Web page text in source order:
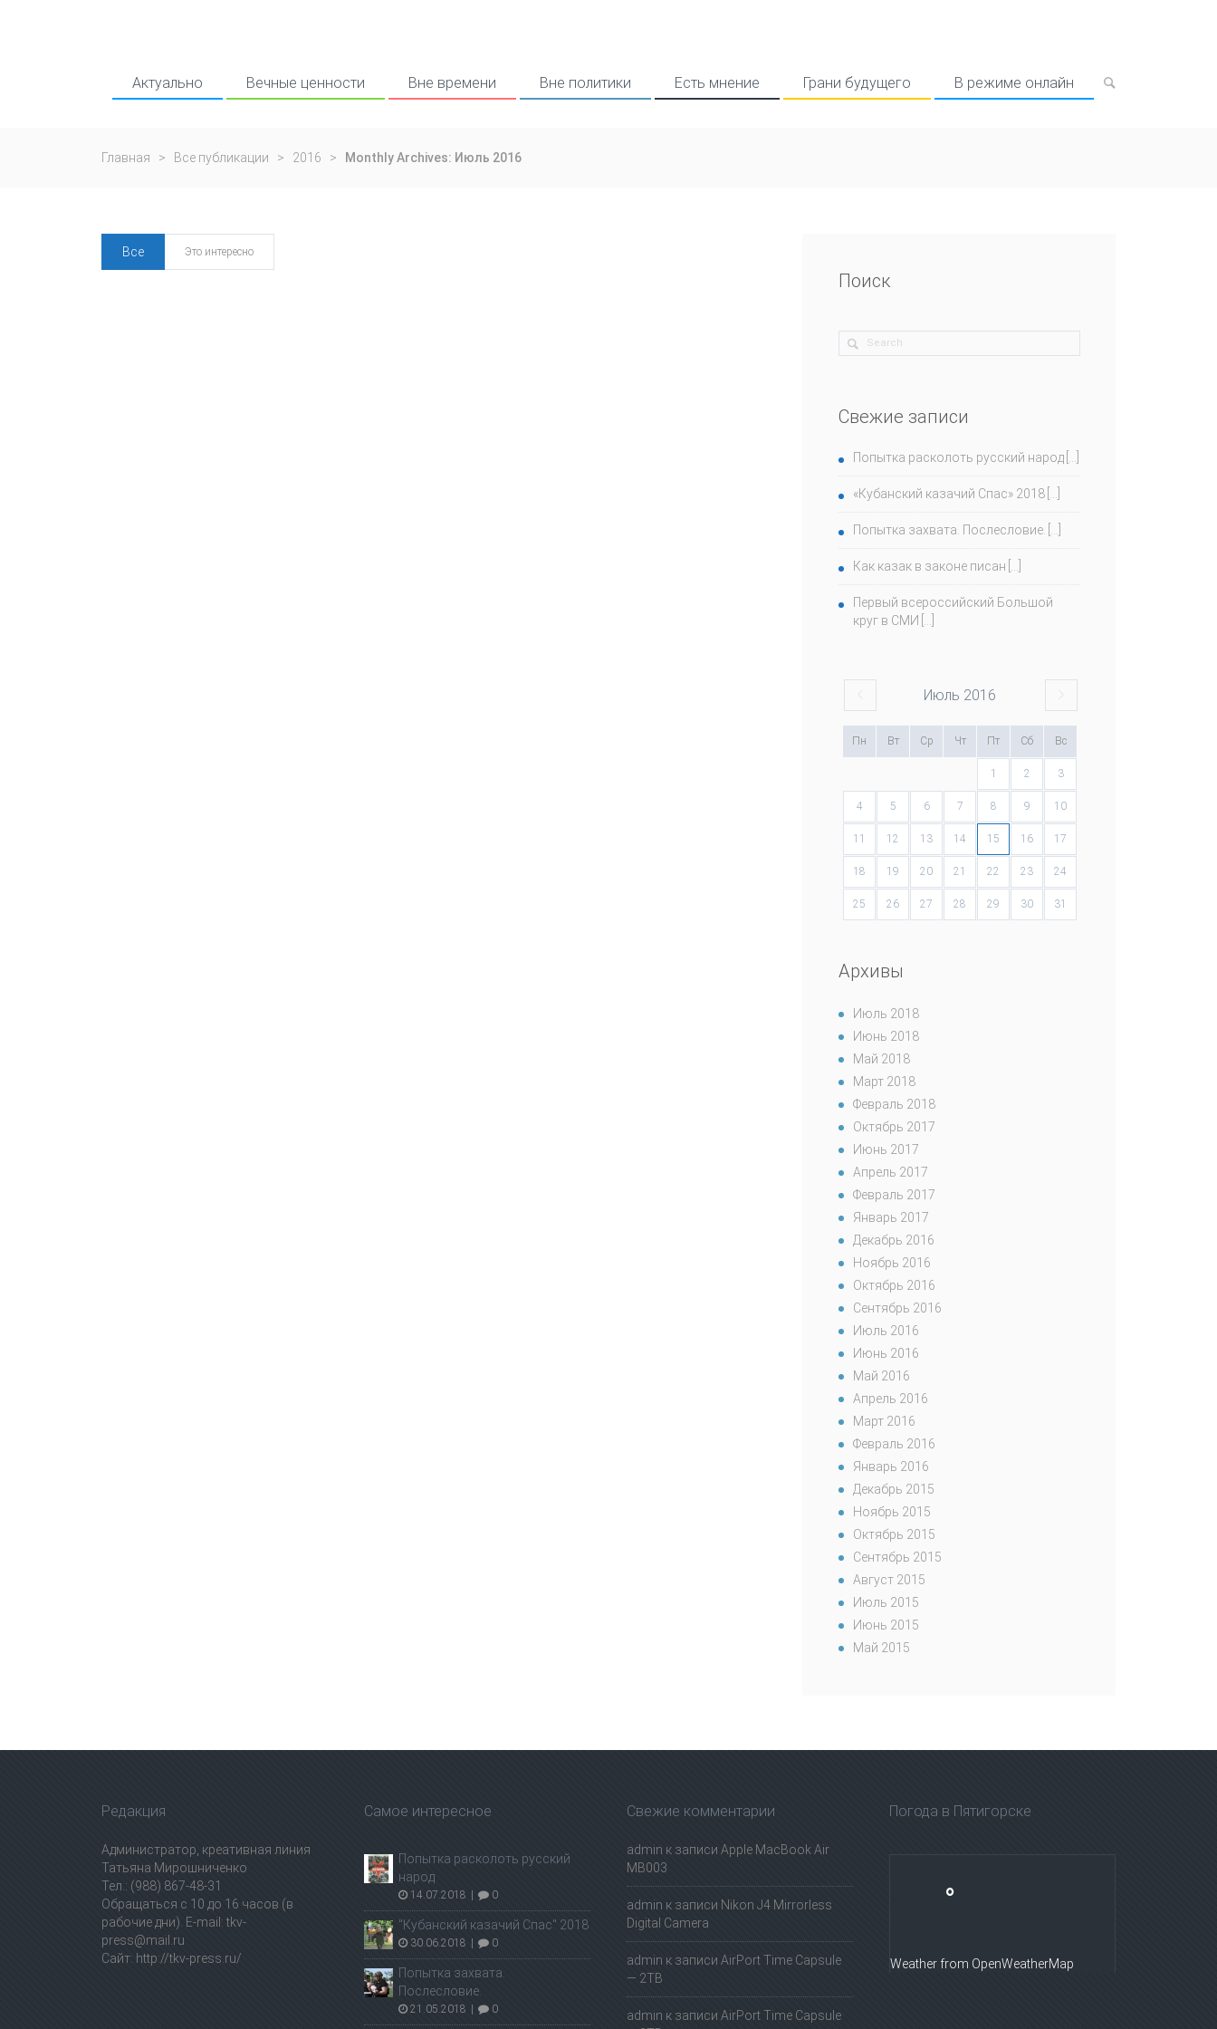
Актуально Вечные ценности Вне времени Вне политики Есть мнение Грани будущего В режиме онлайн
Главная > Все публикации > 2016 > Monthly Archives: Июль 2016
Все Это интересно
Поиск
Свежие записи
Попытка расколоть русский народ
«Кубанский казачий Спас» 2018
Попытка захвата. Послесловие.
Как казак в законе писан
Первый всероссийский Большой
круг в СМИ
Июль 2016
Пн Вт Ср Чт Пт Сб Вс
1 2 3
4 5 6 7 8 9 10
11 12 13 14 15 16 17
18 19 20 21 22 23 24
25 26 27 28 29 30 31
Архивы
Июль 2018
Июнь 2018
Май 2018
Март 2018
Февраль 2018
Октябрь 2017
Июнь 2017
Апрель 2017
Февраль 2017
Январь 2017
Декабрь 2016
Ноябрь 2016
Октябрь 2016
Сентябрь 2016
Июль 2016
Июнь 2016
Май 2016
Апрель 2016
Март 2016
Февраль 2016
Январь 2016
Декабрь 2015
Ноябрь 2015
Октябрь 2015
Сентябрь 2015
Август 2015
Июль 2015
Июнь 2015
Май 2015
Редакция
Администратор, креативная линия
Татьяна Мирошниченко
Тел.: (988) 867-48-31
Обращаться с 10 до 16 часов (в
рабочие дни). E-mail: tkv-
press@mail.ru
Сайт: http://tkv-press.ru/
Самое интересное
Попытка расколоть русский
народ
14.07.2018 0
"Кубанский казачий Спас" 2018
30.06.2018 0
Попытка захвата.
Послесловие.
21.05.2018 0
Свежие комментарии
admin к записи Apple MacBook Air
MB003
admin к записи Nikon J4 Mirrorless
Digital Camera
admin к записи AirPort Time Capsule
— 2TB
admin к записи AirPort Time Capsule
Погода в Пятигорске
°
Weather from OpenWeatherMap